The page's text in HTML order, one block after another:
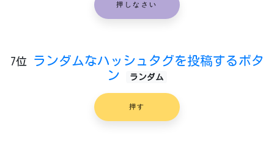
押しなさい
7位
ランダムなハッシュタグを投稿するボタ
ン
ランダム
押す